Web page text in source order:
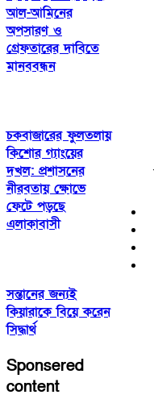
আল-আমিনের
অপসারণ ও
গ্রেফতারের দাবিতে
মানববন্ধন
চকবাজারের ফুলতলায়
কিশোর গ্যাংয়ের
দখল: প্রশাসনের
নীরবতায় ক্ষোভে
ফেটে পড়ছে
এলাকাবাসী
সন্তানের জন্যই
কিয়ারাকে বিয়ে করেন
সিদ্ধার্থ
Sponsered
content